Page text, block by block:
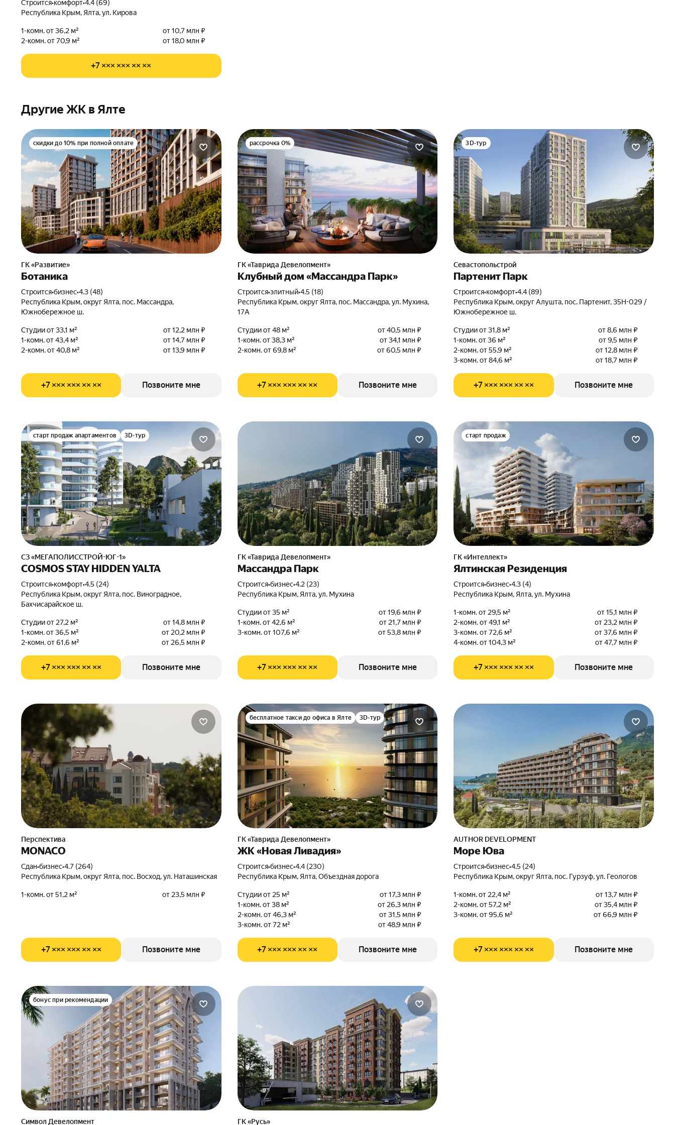
Строится•комфорт•4.4 (69)
Республика Крым, Ялта, ул. Кирова
1-комн. от 36,2 м²
от 10,7 млн ₽
2-комн. от 70,9 м²
от 18,0 млн ₽
+7 ××× ××× ×× ××
Другие ЖК в Ялте
скидки до 10% при полной оплате
ГК «Развитие»
Ботаника
Строится•бизнес•4.3 (48)
Республика Крым, округ Ялта, пос. Массандра,
Южнобережное ш.
Студии от 33,1 м²
от 12,2 млн ₽
1-комн. от 43,4 м²
от 14,7 млн ₽
2-комн. от 40,8 м²
от 13,9 млн ₽
+7 ××× ××× ×× ×× Позвоните мне
рассрочка 0%
ГК «Таврида Девелопмент»
Клубный дом «Массандра Парк»
Строится•элитный•4.5 (18)
Республика Крым, округ Ялта, пос. Массандра, ул. Мухина,
17А
Студии от 48 м²
от 40,5 млн ₽
1-комн. от 38,3 м²
от 34,1 млн ₽
2-комн. от 69,8 м²
от 60,5 млн ₽
+7 ××× ××× ×× ×× Позвоните мне
3D-тур
Севастопольстрой
Партенит Парк
Строится•комфорт•4.4 (89)
Республика Крым, округ Алушта, пос. Партенит, 35Н-029 /
Южнобережное ш.
Студии от 31,8 м²
от 8,6 млн ₽
1-комн. от 36 м²
от 9,5 млн ₽
2-комн. от 55,9 м²
от 12,8 млн ₽
3-комн. от 84,6 м²
от 18,7 млн ₽
+7 ××× ××× ×× ×× Позвоните мне
старт продаж апартаментов 3D-тур
СЗ «МЕГАПОЛИССТРОЙ-ЮГ-1»
COSMOS STAY HIDDEN YALTA
Строится•комфорт•4.5 (24)
Республика Крым, округ Ялта, пос. Виноградное,
Бахчисарайское ш.
Студии от 27,2 м²
от 14,8 млн ₽
1-комн. от 36,5 м²
от 20,2 млн ₽
2-комн. от 61,6 м²
от 26,5 млн ₽
+7 ××× ××× ×× ×× Позвоните мне
ГК «Таврида Девелопмент»
Массандра Парк
Строится•бизнес•4.2 (23)
Республика Крым, Ялта, ул. Мухина
Студии от 35 м²
от 19,6 млн ₽
1-комн. от 42,6 м²
от 21,7 млн ₽
3-комн. от 107,6 м²
от 53,8 млн ₽
+7 ××× ××× ×× ×× Позвоните мне
старт продаж
ГК «Интеллект»
Ялтинская Резиденция
Строится•бизнес•4.3 (4)
Республика Крым, Ялта, ул. Мухина
1-комн. от 29,5 м²
от 15,1 млн ₽
2-комн. от 49,1 м²
от 23,2 млн ₽
3-комн. от 72,6 м²
от 37,6 млн ₽
4-комн. от 104,3 м²
от 47,7 млн ₽
+7 ××× ××× ×× ×× Позвоните мне
Перспектива
MONACO
Сдан•бизнес•4.7 (264)
Республика Крым, округ Ялта, пос. Восход, ул. Наташинская
1-комн. от 51,2 м² от 23,5 млн ₽
+7 ××× ××× ×× ×× Позвоните мне
бесплатное такси до офиса в Ялте 3D-тур
ГК «Таврида Девелопмент»
ЖК «Новая Ливадия»
Строится•бизнес•4.4 (230)
Республика Крым, Ялта, Объездная дорога
Студии от 25 м²
от 17,3 млн ₽
1-комн. от 38 м²
от 26,3 млн ₽
2-комн. от 46,3 м²
от 31,5 млн ₽
3-комн. от 72 м²
от 48,9 млн ₽
+7 ××× ××× ×× ×× Позвоните мне
AUTHOR DEVELOPMENT
Море Юва
Строится•бизнес•4.5 (24)
Республика Крым, округ Ялта, пос. Гурзуф, ул. Геологов
1-комн. от 22,4 м²
от 13,7 млн ₽
2-комн. от 57,2 м²
от 35,4 млн ₽
3-комн. от 95,6 м²
от 66,9 млн ₽
+7 ××× ××× ×× ×× Позвоните мне
бонус при рекомендации
Символ Девелопмент ГК «Русь»